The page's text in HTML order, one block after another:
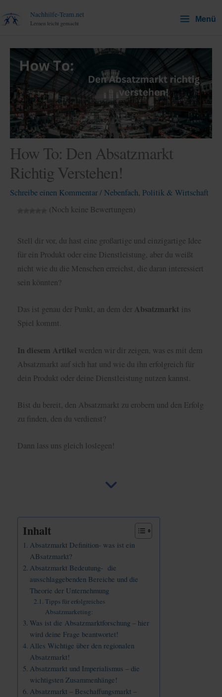
Inhalt
Nachhilfe-Team.net
Lernen leicht gemacht Menü
How To: Den Absatzmarkt
Richtig Verstehen!
Schreibe einen Kommentar/ Nebenfach, Politik & Wirtschaft
(Noch keine Bewertungen)
Stell dir vor, du hast eine großartige und einzigartige Idee
für ein Produkt oder eine Dienstleistung, aber du weißt
nicht wie du die Menschen erreichst, die daran interessiert
sein könnten?
Das ist genau der Punkt, an dem der Absatzmarkt ins
Spiel kommt.
In diesem Artikel werden wir dir zeigen, was es mit dem
Absatzmarkt auf sich hat und wie du ihn erfolgreich für
dein Produkt oder deine Dienstleistung nutzen kannst.
Bist du bereit, den Absatzmarkt zu erobern und den Erfolg
zu finden, den du verdienst?
Dann lass uns gleich loslegen!
Inhalt
Absatzmarkt Definition- was ist ein
ABsatzmarkt?
Absatzmarkt Bedeutung- die
ausschlaggebenden Bereiche und die
Theorie der Unternehmung
Tipps für erfolgreiches
Absatzmarketing:
Was ist die Absatzmarktforschung – hier
wird deine Frage beantwortet!
Alles Wichtige über den regionalen
Absatzmarkt!
Absatzmarkt und Imperialismus – die
wichtigsten Zusammenhänge!
Absatzmarkt – Beschaffungsmarkt –